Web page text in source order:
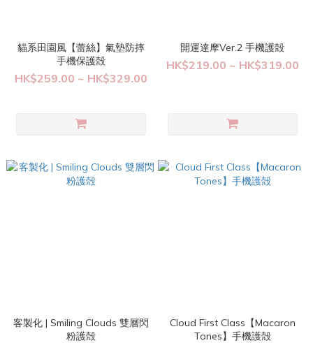
貓系田園風【蕾絲】氣墊防摔
手機保護殻
HK$259.00 ~ HK$329.00
開運達摩Ver.2 手機護殻
HK$219.00 ~ HK$319.00
客製化 | Smiling Clouds 雙層閃
粉護殻
Cloud First Class【Macaron
Tones】手機護殻